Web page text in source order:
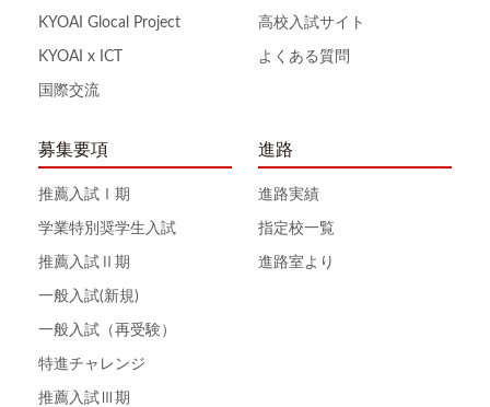
KYOAI Glocal Project
KYOAI x ICT
国際交流
高校入試サイト
よくある質問
募集要項
推薦入試Ⅰ期
学業特別奨学生入試
推薦入試Ⅱ期
一般入試(新規)
一般入試（再受験）
特進チャレンジ
推薦入試Ⅲ期
進路
進路実績
指定校一覧
進路室より